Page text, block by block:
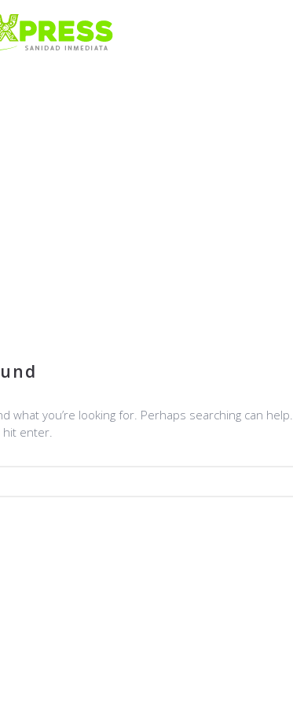
what you’re looking for. Perhaps searching can help.
hit enter.